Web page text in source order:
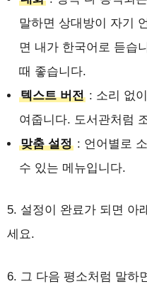
말하면 상대방이 자기
면 내가 한국어로 듣습
때 좋습니다.
텍스트 버전 : 소리 없
여줍니다. 도서관처럼
맞춤 설정 : 언어별로
수 있는 메뉴입니다.
5. 설정이 완료가 되면 아
세요.
6. 그 다음 평소처럼 말하